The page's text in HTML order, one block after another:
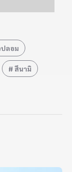
ลอม
สึนามิ